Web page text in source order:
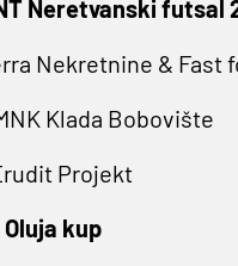
Neretvanski futsal
Nekretnine & Fast
Klada Bobovište
Projekt
Oluja kup